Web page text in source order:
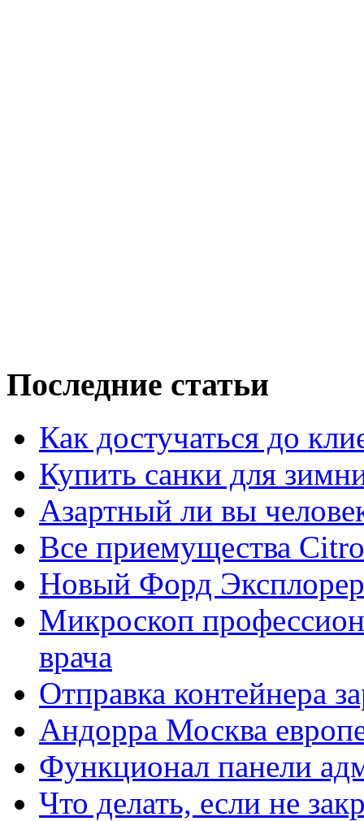
Последние статьи
Как достучаться до
Купить санки для
Азартный ли вы
Все приемущества
Новый Форд
Микроскоп
врача
Отправка контейнера
Андорра Москва
Функционал панели
Что делать, если не